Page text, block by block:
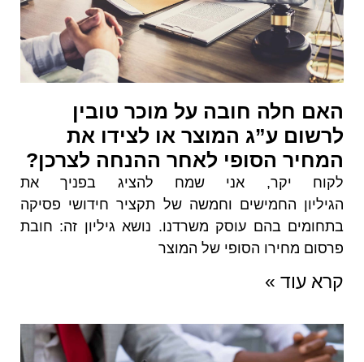
האם חלה חובה על מוכר טובין
לרשום ע”ג המוצר או לצידו את
המחיר הסופי לאחר ההנחה לצרכן?
לקוח יקר, אני שמח להציג בפניך את
הגיליון החמישים וחמשה של תקציר חידושי פסיקה
בתחומים בהם עוסק משרדנו. נושא גיליון זה: חובת
פרסום מחירו הסופי של המוצר
קרא עוד »